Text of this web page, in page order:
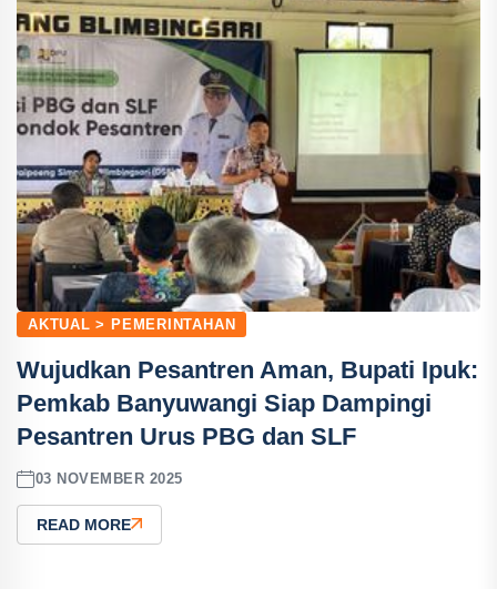
AKTUAL > PEMERINTAHAN
Wujudkan Pesantren Aman, Bupati Ipuk:
Pemkab Banyuwangi Siap Dampingi
Pesantren Urus PBG dan SLF
03 NOVEMBER 2025
READ MORE